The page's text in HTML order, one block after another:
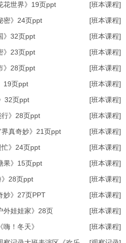
[班本课程]
花世界》19页ppt
[班本课程]
密》24页ppt
[班本课程]
》32页ppt
[班本课程]
》23页ppt
[班本课程]
》28页ppt
[班本课程]
19页ppt
[班本课程]
32页ppt
[班本课程]
行》28页ppt
[班本课程]
界真奇妙》21页ppt
[班本课程]
忙》24页ppt
[班本课程]
果》15页ppt
[班本课程]
》28页ppt
[班本课程]
妙》27页PPT
[班本课程]
外娃娃家》28页
[班本课程]
！冬天》